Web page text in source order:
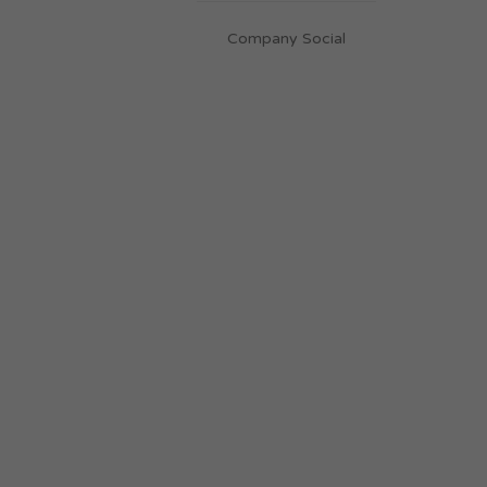
Company Social